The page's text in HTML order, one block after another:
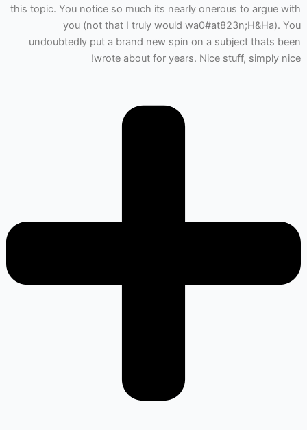
this topic. You notice so much its nearly onerous to argue with
you (not that I truly would wa0#at823n;H&Ha). You
undoubtedly put a brand new spin on a subject thats been
wrote about for years. Nice stuff, simply nice!